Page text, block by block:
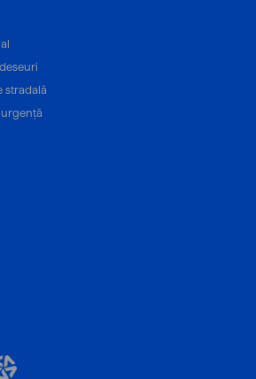
stradală